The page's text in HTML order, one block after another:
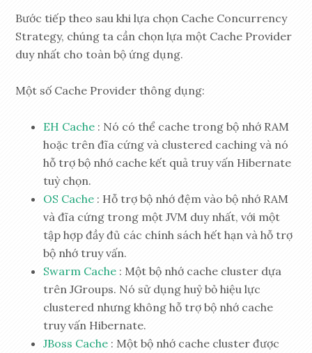
Bước tiếp theo sau khi lựa chọn Cache Concurrency
Strategy, chúng ta cần chọn lựa một Cache Provider
duy nhất cho toàn bộ ứng dụng.
Một số Cache Provider thông dụng:
EH Cache : Nó có thể cache trong bộ nhớ RAM
hoặc trên đĩa cứng và clustered caching và nó
hỗ trợ bộ nhớ cache kết quả truy vấn Hibernate
tuỳ chọn.
OS Cache : Hỗ trợ bộ nhớ đệm vào bộ nhớ RAM
và đĩa cứng trong một JVM duy nhất, với một
tập hợp đầy đủ các chính sách hết hạn và hỗ trợ
bộ nhớ truy vấn.
Swarm Cache : Một bộ nhớ cache cluster dựa
trên JGroups. Nó sử dụng huỷ bỏ hiệu lực
clustered nhưng không hỗ trợ bộ nhớ cache
truy vấn Hibernate.
JBoss Cache : Một bộ nhớ cache cluster được